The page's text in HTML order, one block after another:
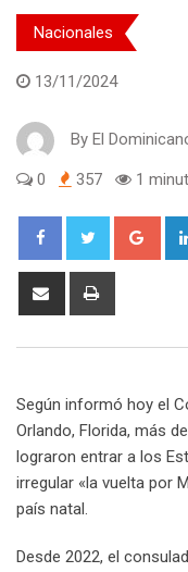
Nacionales
13/11/2024
By El
0 357 1
Share
Según informó hoy el
Orlando, Florida, más
lograron entrar a los
irregular «la vuelta por
país natal.
Desde 2022, el